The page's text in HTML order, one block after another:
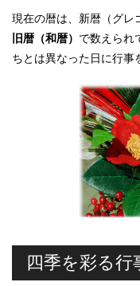
現在の暦は、新暦（グレ
旧暦（和暦） で数えられ
ちとは異なった日に行事
四季を彩る行